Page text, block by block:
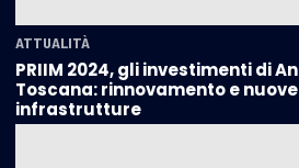
ATTUALITÀ
PRIIM 2024, gli investimenti di
Toscana: rinnovamento e nuove
infrastrutture